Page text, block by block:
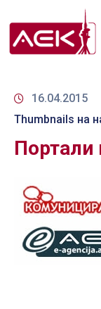
ЗА
ДОКУМЕНТИ
СПЕКТАР
АНАЛИЗА
16.04.2015
Thumbnails на
Портали